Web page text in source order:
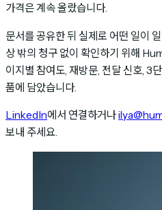
가격은 계속 올랐습니다.
문서를 공유한 뒤 실제로 어떤 일이
상 밖의 청구 없이 확인하기 위해
이지별 참여도, 재방문, 전달 신호, 3
품에 담았습니다.
LinkedIn에서 연결하거나
보내 주세요.